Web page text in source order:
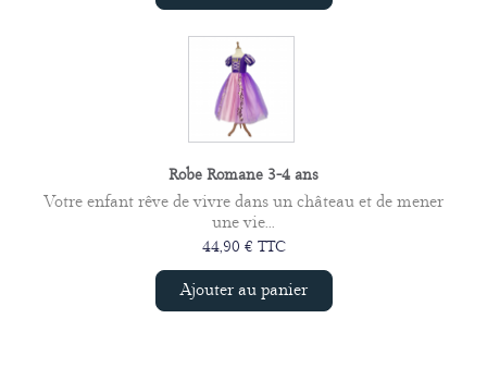
Robe Romane 3-4 ans
Votre enfant rêve de vivre dans un château et de mener
une vie...
44,90 € TTC
Ajouter au panier